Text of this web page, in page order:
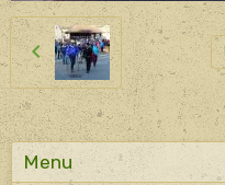
Menu